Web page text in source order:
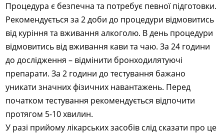
Процедура є безпечна та потребує певної підготовки.
Рекомендується за 2 доби до процедури відмовитись
від куріння та вживання алкоголю. В день процедури
відмовитись від вживання кави та чаю. За 24 години
до дослідження – відмінити бронходилятуючі
препарати. За 2 години до тестування бажано
уникати значних фізичних навантажень. Перед
початком тестування рекомендується відпочити
протягом 5-10 хвилин.
У разі прийому лікарських засобів слід сказати про це